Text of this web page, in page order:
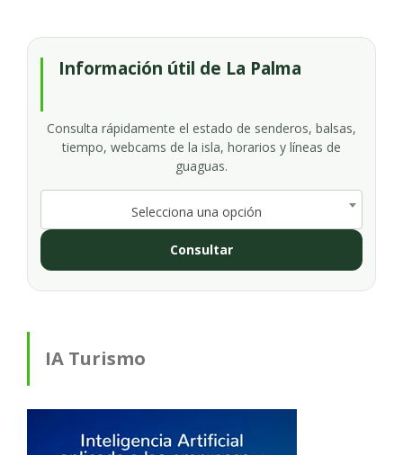
Información útil de La Palma
Consulta rápidamente el estado de senderos, balsas,
tiempo, webcams de la isla, horarios y líneas de
guaguas.
Selecciona una opción
Consultar
IA Turismo